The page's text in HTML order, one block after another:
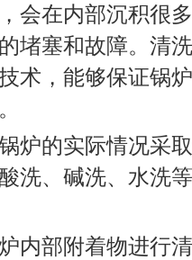
会在内部沉积很
堵塞和故障。清
术，能够保证锅
炉的实际情况采
洗、碱洗、水洗
内部附着物进行